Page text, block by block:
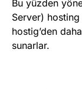
Bu yüzden
Server) hosting
hostig’den
sunarlar.